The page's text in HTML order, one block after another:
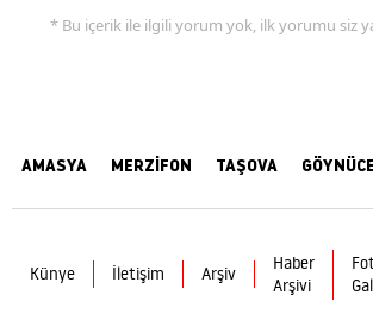
* Bu içerik ile ilgili yorum yok, ilk yorumu siz
AMASYA MERZİFON TAŞOVA
Künye İletişim Arşiv
Haber
Arşivi